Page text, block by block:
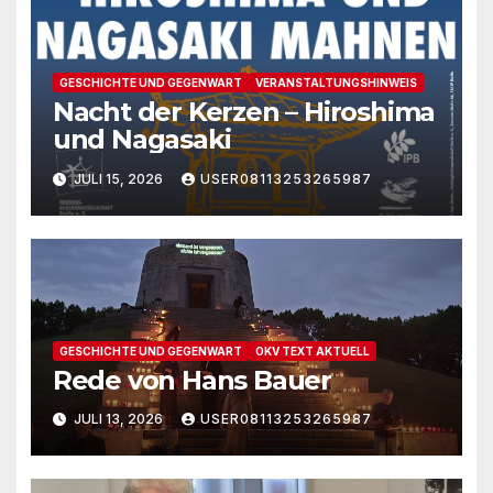
GESCHICHTE UND GEGENWART VERANSTALTUNGSHINWEIS
Nacht der Kerzen – Hiroshima
und Nagasaki
JULI 15, 2026 USER08113253265987
GESCHICHTE UND GEGENWART OKV TEXT AKTUELL
Rede von Hans Bauer
JULI 13, 2026 USER08113253265987